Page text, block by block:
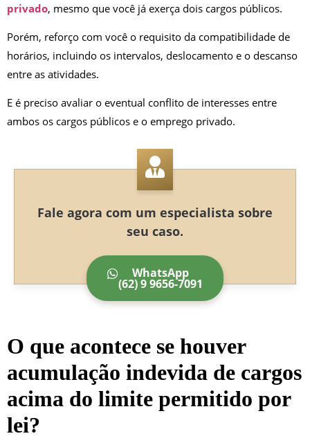
privado, mesmo que você já exerça dois cargos públicos.
Porém, reforço com você o requisito da compatibilidade de
horários, incluindo os intervalos, deslocamento e o descanso
entre as atividades.
E é preciso avaliar o eventual conflito de interesses entre
ambos os cargos públicos e o emprego privado.
Fale agora com um especialista sobre
seu caso.
WhatsApp
(62) 9 9656-7091
O que acontece se houver
acumulação indevida de cargos
acima do limite permitido por
lei?